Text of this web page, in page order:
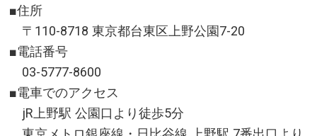
福岡県北九州市
料金／無料 ※戸畑祇園大山笠競演会は一部有料観覧席
有り(指定席5,500円、自由席4,500円)
アクセス／JR鹿児島本線 戸畑駅より徒歩20分、戸畑駅
より小倉方面行バスに乗り約5分「戸畑区役所前」（臨
■住所
〒110-8718 東京都台東区上野公園7-20
■電話番号
03-5777-8600
■電車でのアクセス
jR上野駅 公園口より徒歩5分